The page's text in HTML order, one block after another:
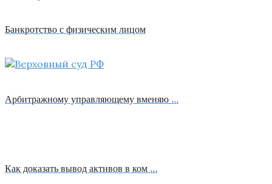
Банкротство с физическим лицом
Арбитражному управляющему вменяю …
Как доказать вывод активов в ком …